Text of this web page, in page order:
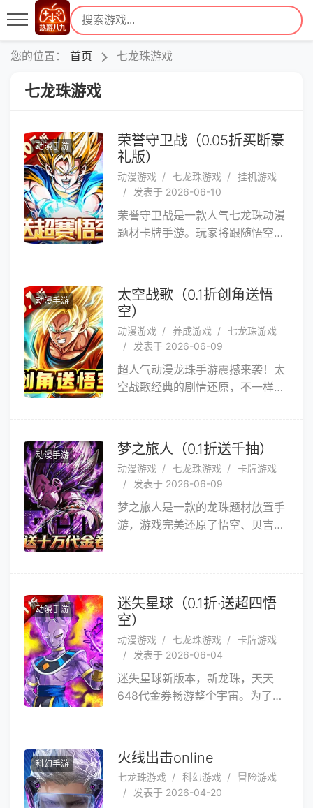
您的位置： 首页 七龙珠游戏
七龙珠游戏
动漫手游
荣誉守卫战（0.05折买断豪
礼版）
动漫游戏 七龙珠游戏
挂机游戏
发表于 2026-06-10
荣誉守卫战是一款人气七龙珠动漫
题材卡牌手游。玩家将跟随悟空等
胁着各个星球的和平与安宁。玩家
作为被选中的勇士，需要组建强大
的龙珠战士队伍，与邪恶势力展开
激烈的回合制战斗，最终拯救宇
宙！游戏融入多种玩法：主线闯
关、修行历练、武道会、卡林塔、
天神殿、军团战！培养强大阵容，
动漫手游
太空战歌（0.1折创角送悟
空）
动漫游戏 养成游戏
七龙珠游戏
发表于 2026-06-09
超人气动漫龙珠手游震撼来袭！太
空战歌经典的剧情还原，不一样的
屏的必杀技，一秒30拳的极致攻
速，给你带来爽快而又激烈的超燃
体验感。更有天下第一武道会、赛
亚人变身、召唤龙神等创新玩法，
一起来开启你的龙珠之旅吧。
动漫手游 梦之旅人（0.1折送千抽）
动漫游戏 七龙珠游戏
卡牌游戏
发表于 2026-06-09
梦之旅人是一款的龙珠题材放置手
游，游戏完美还原了悟空、贝吉
来袭！为你打造全新的龙珠世界。
角色会智能挂机刷怪获取经验和资
源，离线也能持续收益。更有实时
多人竞技、公会战、世界BOSS等
丰富玩法。充值0.1折起，登录就送
价值千元的豪华大礼包，包含稀有
角色碎片、顶级装备和海量钻石！
动漫手游
迷失星球（0.1折·送超四悟
空）
动漫游戏 七龙珠游戏
卡牌游戏
发表于 2026-06-04
迷失星球新版本，新龙珠，天天
648代金券畅游整个宇宙。为了保
空、库林、贝吉塔等全龙珠人气角
色大集结，集结宇宙最强战士，组
建个人专属战队与最爱角色一起修
炼成长，共同守卫地球。玩家可通
科幻手游 火线出击online
七龙珠游戏 科幻游戏
冒险游戏
发表于 2026-04-20